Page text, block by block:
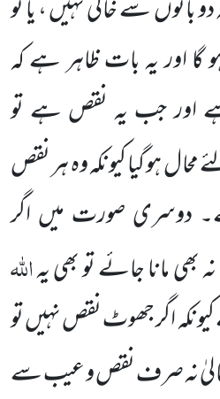
باتوں سے خالی نہیں ، یا تو
گا اور یہ بات ظاہر ہے کہ
اور جب یہ نقص ہے تو
ہو گیا کیونکہ وہ ہر نقص
صورت میں اگر
مانا جائے تو بھی یہاللہ
اگر جھوٹ نقص نہیں تو
نہ صرف نقص و عیب سے